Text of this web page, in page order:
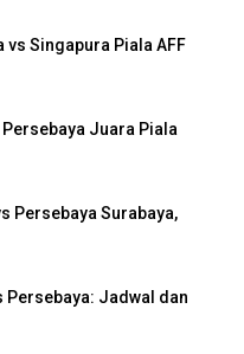
Singapura Piala AFF
Juara Piala
Persebaya Surabaya,
Persebaya: Jadwal dan